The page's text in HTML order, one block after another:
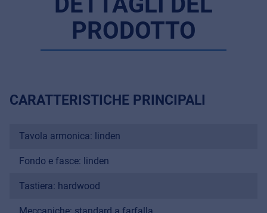
Music Retail
PRODOTTO
CARATTERISTICHE PRINCIPALI
Tavola armonica: linden
Fondo e fasce: linden
Tastiera: hardwood